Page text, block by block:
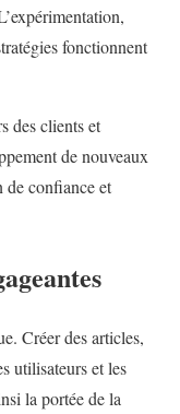
fonctionnent
des clients et
de nouveaux
de confiance et
Créer des articles,
utilisateurs et les
la portée de la